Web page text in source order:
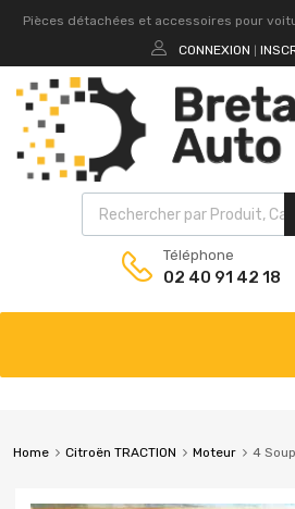
Pièces détachées et accessoires pour
CONNEXION
Téléphone
02 40 91 42 18
Home Citroën TRACTION Moteur 4